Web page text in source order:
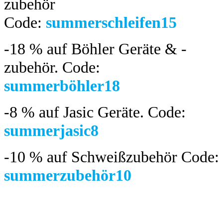
zubehör
Code: summerschleifen15
-18 % auf Böhler Geräte & -
zubehör. Code:
summerböhler18
-8 % auf Jasic Geräte. Code:
summerjasic8
-10 % auf Schweißzubehör Code:
summerzubehör10